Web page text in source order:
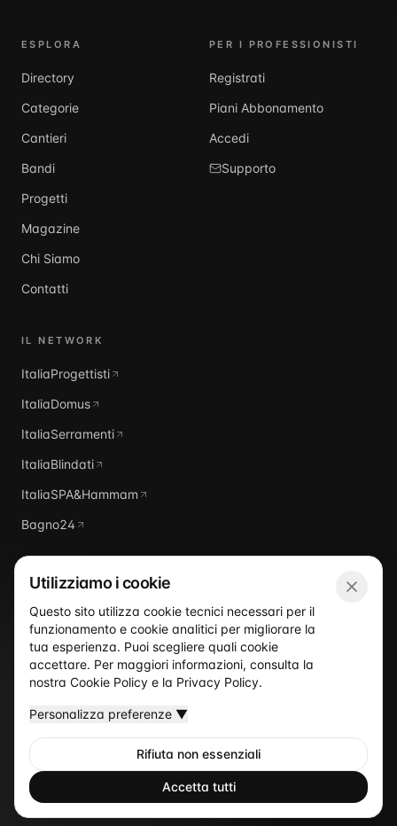
ESPLORA
Directory
Categorie
Cantieri
Bandi
Progetti
Magazine
Chi Siamo
Contatti
PER I PROFESSIONISTI
Registrati
Piani Abbonamento
Accedi
Supporto
IL NETWORK
ItaliaProgettisti
ItaliaDomus
ItaliaSerramenti
ItaliaBlindati
ItaliaSPA&Hammam
Bagno24
ItaliaPiscine
Privacy Policy Termini
Utilizziamo i cookie
Questo sito utilizza cookie tecnici necessari per il
funzionamento e cookie analitici per migliorare la
tua esperienza. Puoi scegliere quali cookie
accettare. Per maggiori informazioni, consulta la
nostra Cookie Policy e la Privacy Policy.
Personalizza preferenze ▼
Rifiuta non essenziali
Accetta tutti